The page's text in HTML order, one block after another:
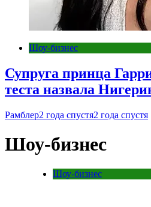
Шоу-бизнес
Супруга принца
теста назвала
Рамблер2 года спустя2 года спустя
Шоу-бизнес
Шоу-бизнес